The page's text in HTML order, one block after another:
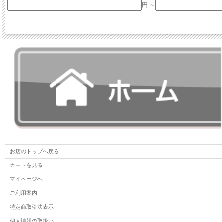
円 ～
お店のトップへ戻る
カートを見る
マイページへ
ご利用案内
特定商取引法表示
個人情報の取扱い